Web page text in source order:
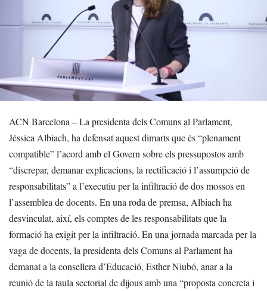
ACN Barcelona – La presidenta dels Comuns al Parlament,
Jéssica Albiach, ha defensat aquest dimarts que és “plenament
compatible” l’acord amb el Govern sobre els pressupostos amb
“discrepar, demanar explicacions, la rectificació i l’assumpció de
responsabilitats” a l’executiu per la infiltració de dos mossos en
l’assemblea de docents. En una roda de premsa, Albiach ha
desvinculat, així, els comptes de les responsabilitats que la
formació ha exigit per la infiltració. En una jornada marcada per la
vaga de docents, la presidenta dels Comuns al Parlament ha
demanat a la consellera d’Educació, Esther Niubó, anar a la
reunió de la taula sectorial de dijous amb una “proposta concreta i